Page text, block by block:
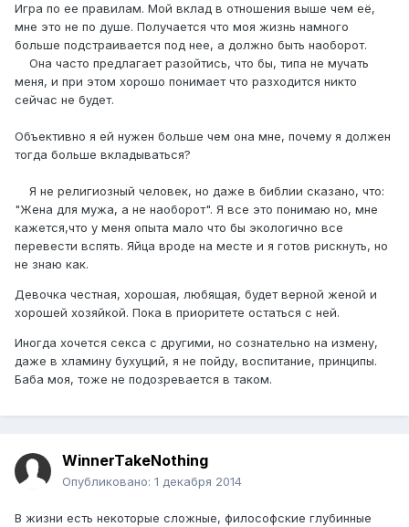
Игра по ее правилам. Мой вклад в отношения выше чем её,
мне это не по душе. Получается что моя жизнь намного
больше подстраивается под нее, а должно быть наоборот.
Она часто предлагает разойтись, что бы, типа не мучать
меня, и при этом хорошо понимает что разходится никто
сейчас не будет.
Объективно я ей нужен больше чем она мне, почему я должен
тогда больше вкладываться?
Я не религиозный человек, но даже в библии сказано, что:
"Жена для мужа, а не наоборот". Я все это понимаю но, мне
кажется,что у меня опыта мало что бы экологично все
перевести вспять. Яйца вроде на месте и я готов рискнуть, но
не знаю как.
Девочка честная, хорошая, любящая, будет верной женой и
хорошей хозяйкой. Пока в приоритете остаться с ней.
Иногда хочется секса с другими, но сознательно на измену,
даже в хламину бухущий, я не пойду, воспитание, принципы.
Баба моя, тоже не подозревается в таком.
WinnerTakeNothing
Опубликовано: 1 декабря 2014
В жизни есть некоторые сложные, философские глубинные